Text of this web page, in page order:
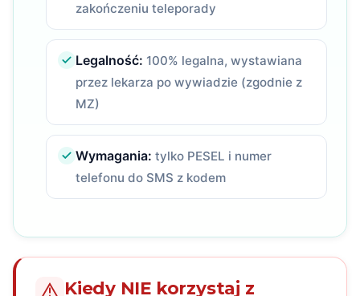
zakończeniu teleporady
Legalność: 100% legalna, wystawiana
przez lekarza po wywiadzie (zgodnie z
MZ)
Wymagania: tylko PESEL i numer
telefonu do SMS z kodem
Kiedy NIE korzystaj z